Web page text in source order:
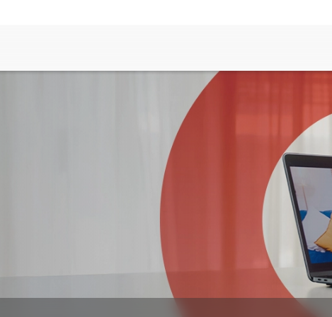
Óptica + Claro TV+ + Telefonía (3